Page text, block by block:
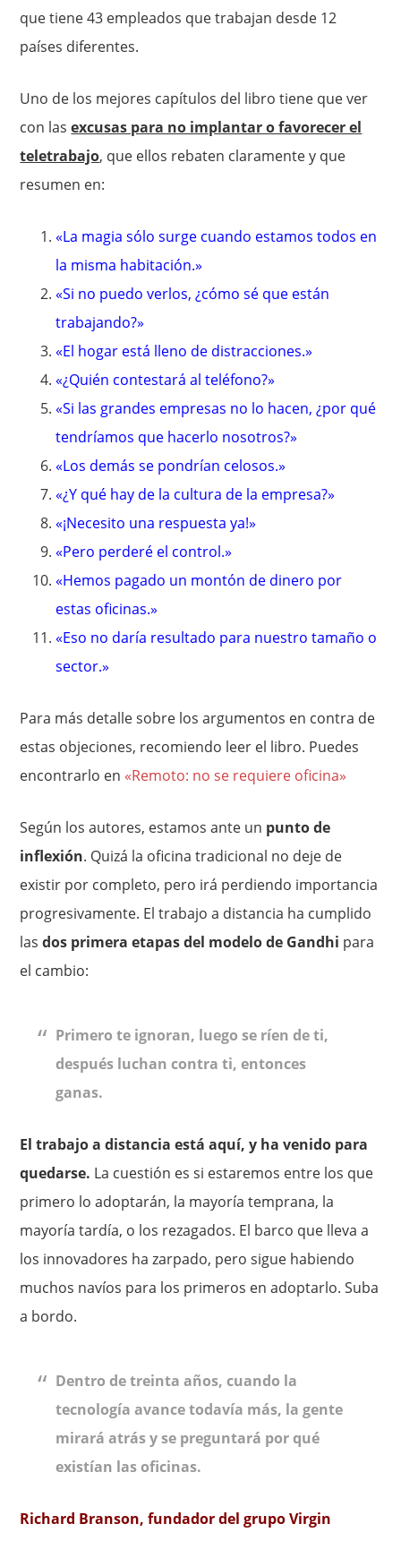
que tiene 43 empleados que trabajan desde 12
países diferentes.
Uno de los mejores capítulos del libro tiene que ver
con lasexcusas para no implantar o favorecer el
teletrabajo, que ellos rebaten claramente y que
resumen en:
«La magia sólo surge cuando estamos todos en
la misma habitación.»
«Si no puedo verlos, ¿cómo sé que están
trabajando?»
«El hogar está lleno de distracciones.»
«¿Quién contestará al teléfono?»
«Si las grandes empresas no lo hacen, ¿por qué
tendríamos que hacerlo nosotros?»
«Los demás se pondrían celosos.»
«¿Y qué hay de la cultura de la empresa?»
«¡Necesito una respuesta ya!»
«Pero perderé el control.»
«Hemos pagado un montón de dinero por
estas oficinas.»
«Eso no daría resultado para nuestro tamaño o
sector.»
Para más detalle sobre los argumentos en contra de
estas objeciones, recomiendo leer el libro. Puedes
encontrarlo en «Remoto: no se requiere oficina»
Según los autores, estamos ante un punto de
inflexión. Quizá la oficina tradicional no deje de
existir por completo, pero irá perdiendo importancia
progresivamente. El trabajo a distancia ha cumplido
lasdos primera etapas del modelo de Gandhi para
el cambio:
Primero te ignoran, luego se ríen de ti,
después luchan contra ti, entonces
ganas.
El trabajo a distancia está aquí, y ha venido para
quedarse. La cuestión es si estaremos entre los que
primero lo adoptarán, la mayoría temprana, la
mayoría tardía, o los rezagados. El barco que lleva a
los innovadores ha zarpado, pero sigue habiendo
muchos navíos para los primeros en adoptarlo. Suba
a bordo.
Dentro de treinta años, cuando la
tecnología avance todavía más, la gente
mirará atrás y se preguntará por qué
existían las oficinas.
Richard Branson, fundador del grupo Virgin